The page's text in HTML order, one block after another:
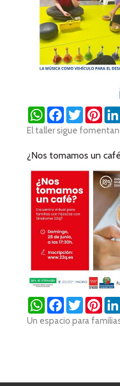
WhatsApp
Facebook
Twitter
El taller sigue
¿Nos tomamos un
WhatsApp
Facebook
Twitter
Un espacio para